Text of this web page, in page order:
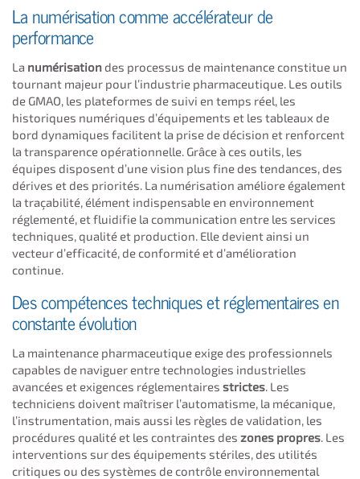
La numérisation comme accélérateur de
performance
La numérisationdes processus de maintenance constitue un
tournant majeur pour l’industrie pharmaceutique. Les outils
de GMAO, les plateformes de suivi en temps réel, les
historiques numériques d’équipements et les tableaux de
bord dynamiques facilitent la prise de décision et renforcent
la transparence opérationnelle. Grâce à ces outils, les
équipes disposent d’une vision plus fine des tendances, des
dérives et des priorités. La numérisation améliore également
la traçabilité, élément indispensable en environnement
réglementé, et fluidifie la communication entre les services
techniques, qualité et production. Elle devient ainsi un
vecteur d’efficacité, de conformité et d’amélioration
continue.
Des compétences techniques et réglementaires en
constante évolution
La maintenance pharmaceutique exige des professionnels
capables de naviguer entre technologies industrielles
avancées et exigences réglementaires strictes . Les
techniciens doivent maîtriser l’automatisme, la mécanique,
l’instrumentation, mais aussi les règles de validation, les
procédures qualité et les contraintes des zones propres . Les
interventions sur des équipements stériles, des utilités
critiques ou des systèmes de contrôle environnemental